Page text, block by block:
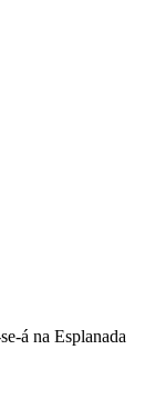
á na Esplanada